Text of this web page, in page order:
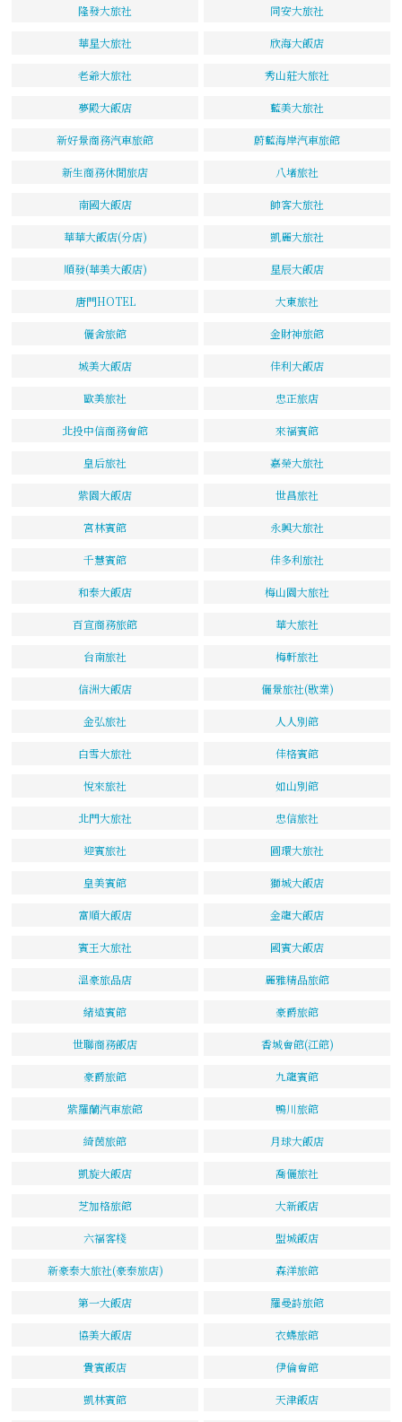
隆發大旅社 同安大旅社
華星大旅社 欣海大飯店
老爺大旅社 秀山莊大旅社
夢殿大飯店 藍美大旅社
新好景商務汽車旅館 蔚藍海岸汽車旅館
新生商務休閒旅店 八堵旅社
南國大飯店 帥客大旅社
華華大飯店(分店) 凱麗大旅社
順發(華美大飯店) 星辰大飯店
唐門HOTEL 大東旅社
儷舍旅館 金財神旅館
城美大飯店 佳利大飯店
歐美旅社 忠正旅店
北投中信商務會館 來福賓館
皇后旅社 嘉榮大旅社
紫園大飯店 世昌旅社
宮林賓館 永興大旅社
千慧賓館 佳多利旅社
和泰大飯店 梅山園大旅社
百宣商務旅館 華大旅社
台南旅社 梅軒旅社
信洲大飯店 儷景旅社(歇業)
金弘旅社 人人別館
白雪大旅社 佳格賓館
悅來旅社 如山別館
北門大旅社 忠信旅社
迎賓旅社 圓環大旅社
皇美賓館 獅城大飯店
富順大飯店 金龍大飯店
賓王大旅社 國賓大飯店
溫豪旅品店 麗雅精品旅館
緒遠賓館 豪爵旅館
世聯商務飯店 香城會館(江館)
豪爵旅館 九龍賓館
紫羅蘭汽車旅館 鴨川旅館
綺茵旅館 月球大飯店
凱旋大飯店 喬儷旅社
芝加格旅館 大新飯店
六福客棧 盟城飯店
新豪泰大旅社(豪泰旅店) 森洋旅館
第一大飯店 羅曼詩旅館
協美大飯店 衣蝶旅館
貴賓飯店 伊倫會館
凱林賓館 天津飯店